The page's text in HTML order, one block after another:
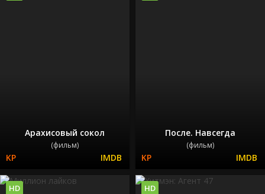
Арахисовый сокол
(фильм)
После. Навсегда
(фильм)
HD HD